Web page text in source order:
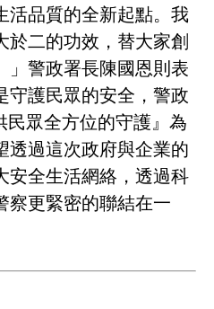
活品質的全新起點。我
於二的功效，替大家創
」警政署長陳國恩則表
守護民眾的安全，警政
眾全方位的守護』為
透過這次政府與企業的
安全生活網絡，透過科
察更緊密的聯結在一